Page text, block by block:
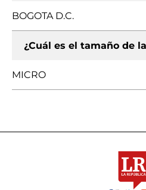
BOGOTA D.C.
¿Cuál es el tamaño de
MICRO